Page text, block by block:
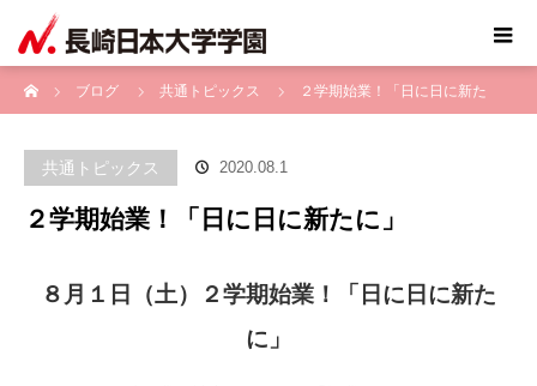
ブログ
共通トピックス ２学期始業！「日に日に新た
共通トピックス 2020.08.1
２学期始業！「日に日に新たに」
８月１日（土）２学期始業！「日に日に新た
に」